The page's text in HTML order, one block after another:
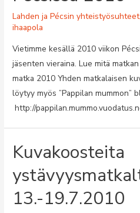
Lahden ja Pécsin yhteistyösuhteet
ihaapola
Vietimme kesällä 2010 viikon
jäsenten vieraina. Lue mitä
matka 2010 Yhden matkalaisen
löytyy myös ”Pappilan mummon”
http://
Kuvakoosteita
13.-19.7.2010